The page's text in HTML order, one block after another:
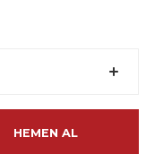
HEMEN AL